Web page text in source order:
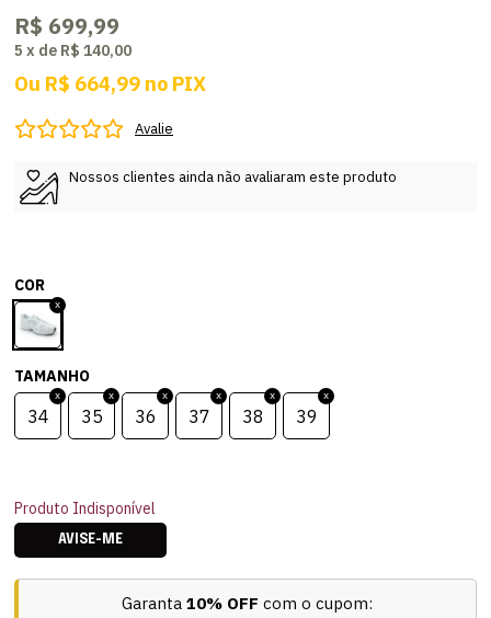
R$ 699,99
5 x de R$ 140,00
Ou R$ 664,99 no PIX
Avalie
Nossos clientes ainda não avaliaram este produto
COR
TAMANHO
34 35 36 37 38 39
Produto Indisponível
AVISE-ME
Garanta 10% OFF com o cupom: